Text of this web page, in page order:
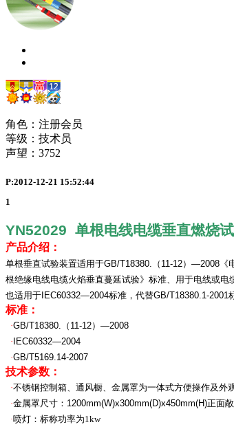
角色：注册会员
等级：技术员
声望： 3752
P:2012-12-21 15:52:44
1
YN52029 单根电线电缆垂直燃烧
产品介绍：
单根垂直试验装置适用于GB/T18380. （ 11-12） —2008
根绝缘电线电缆火焰垂直蔓延试验》标准、 用于电线或电
也适用于 IEC60332—2004标准， 代替GB/T18380.1-2001
标准：
·GB/T18380. （ 11-12） —2008
· IEC60332—2004
·GB/T5169.14-2007
技术参数：
·不锈钢控制箱、通风橱、 金属罩为一体式方便操作及外
·金属罩尺寸： 1200mm(W)x300mm(D)x450mm(H)正面敞
·喷灯：标称功率为1kw